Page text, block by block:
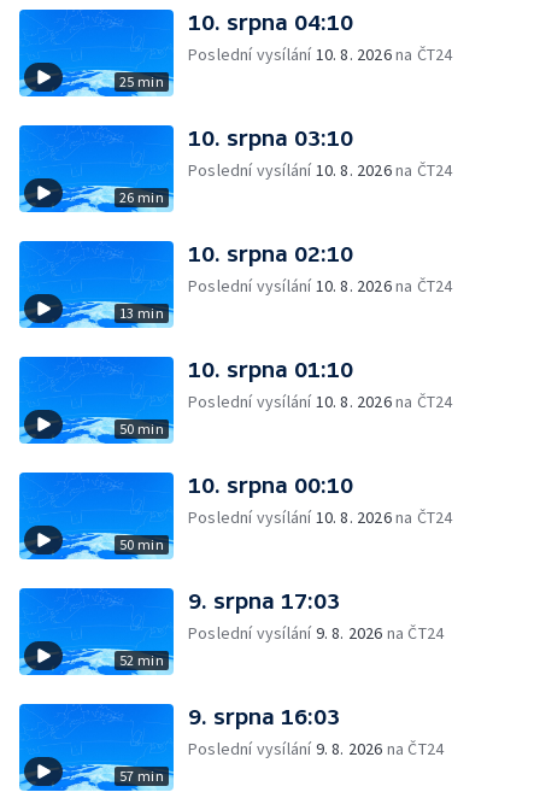
25 min
10. srpna 04:10
Poslední vysílání10. 8. 2026na ČT24
26 min
10. srpna 03:10
Poslední vysílání10. 8. 2026na ČT24
13 min
10. srpna 02:10
Poslední vysílání10. 8. 2026na ČT24
50 min
10. srpna 01:10
Poslední vysílání10. 8. 2026na ČT24
50 min
10. srpna 00:10
Poslední vysílání10. 8. 2026na ČT24
52 min
9. srpna 17:03
Poslední vysílání9. 8. 2026 na ČT24
57 min
9. srpna 16:03
Poslední vysílání9. 8. 2026 na ČT24